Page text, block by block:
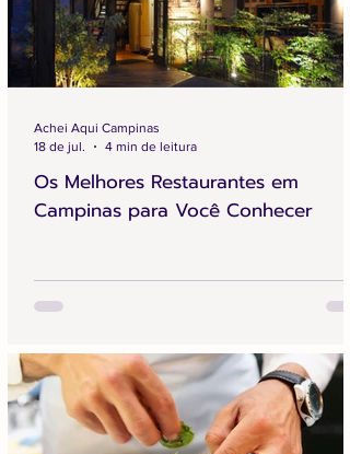
Os Melhores Restaurantes em
Campinas para Você Conhecer
Achei Aqui Campinas
18 de jul.
4 min de leitura